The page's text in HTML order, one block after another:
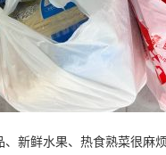
新鲜水果、热食熟菜很麻